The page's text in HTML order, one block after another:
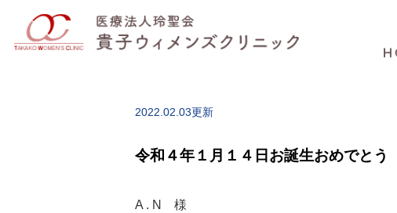
2022.02.03更新
令和４年１月１４日お誕生おめでとう
A . N 様